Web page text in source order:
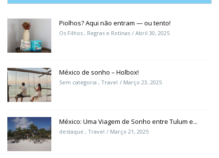
Piolhos? Aqui não entram — ou tento!
Os Filhos , Regras e Rotinas Abril 30, 2025
México de sonho – Holbox!
Sem categoria , Travel Março 23, 2025
México: Uma Viagem de Sonho entre Tulum e...
destaque , Travel Março 21, 2025